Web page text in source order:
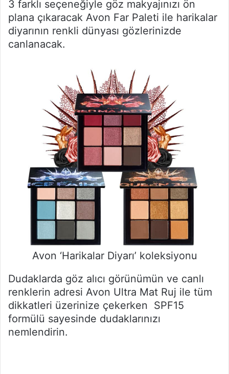
3 farklı seçeneğiyle göz makyajınızı ön
plana çıkaracak Avon Far Paleti ile harikalar
diyarının renkli dünyası gözlerinizde
canlanacak.
Avon ‘Harikalar Diyarı’ koleksiyonu
Dudaklarda göz alıcı görünümün ve canlı
renklerin adresi Avon Ultra Mat Ruj ile tüm
dikkatleri üzerinize çekerken SPF15
formülü sayesinde dudaklarınızı
nemlendirin.